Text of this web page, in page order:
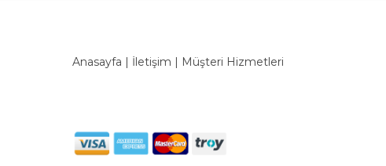
Anasayfa | İletişim | Müşteri Hizmetleri